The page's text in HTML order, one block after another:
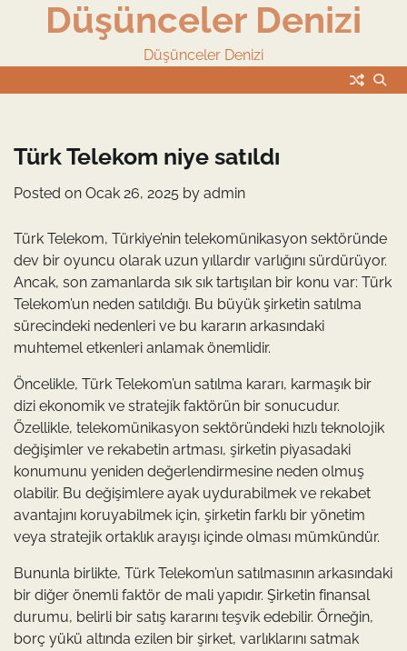
Düşünceler Denizi
Düşünceler Denizi
Türk Telekom niye satıldı
Posted on Ocak 26, 2025 by admin
Türk Telekom, Türkiye’nin telekomünikasyon sektöründe
dev bir oyuncu olarak uzun yıllardır varlığını sürdürüyor.
Ancak, son zamanlarda sık sık tartışılan bir konu var: Türk
Telekom’un neden satıldığı. Bu büyük şirketin satılma
sürecindeki nedenleri ve bu kararın arkasındaki
muhtemel etkenleri anlamak önemlidir.
Öncelikle, Türk Telekom’un satılma kararı, karmaşık bir
dizi ekonomik ve stratejik faktörün bir sonucudur.
Özellikle, telekomünikasyon sektöründeki hızlı teknolojik
değişimler ve rekabetin artması, şirketin piyasadaki
konumunu yeniden değerlendirmesine neden olmuş
olabilir. Bu değişimlere ayak uydurabilmek ve rekabet
avantajını koruyabilmek için, şirketin farklı bir yönetim
veya stratejik ortaklık arayışı içinde olması mümkündür.
Bununla birlikte, Türk Telekom’un satılmasının arkasındaki
bir diğer önemli faktör de mali yapıdır. Şirketin finansal
durumu, belirli bir satış kararını teşvik edebilir. Örneğin,
borç yükü altında ezilen bir şirket, varlıklarını satmak